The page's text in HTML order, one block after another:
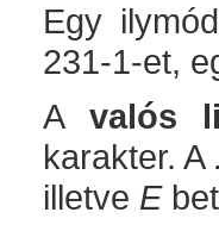
Egy
231-1-et,
A valós
karakter. A
illetve E